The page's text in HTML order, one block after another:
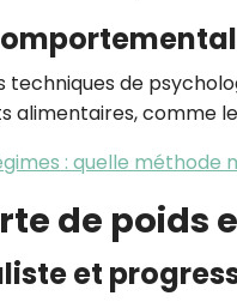
techniques de
comme
: quelle méthode
de poids
et